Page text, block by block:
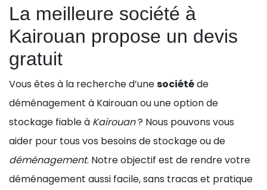
La meilleure société à
Kairouan propose un devis
gratuit
Vous êtes à la recherche d’unesociétéde
déménagement à Kairouan ou une option de
stockage fiable à Kairouan? Nous pouvons vous
aider pour tous vos besoins de stockage ou de
déménagement. Notre objectif est de rendre votre
déménagement aussi facile, sans tracas et pratique